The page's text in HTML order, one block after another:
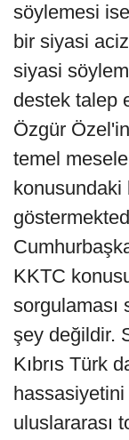
söylemesi
bir siyasi
siyasi
destek talep
Özgür
temel
KKTC
sorgulaması
şey değildir.
Kıbrıs Türk
uluslararası